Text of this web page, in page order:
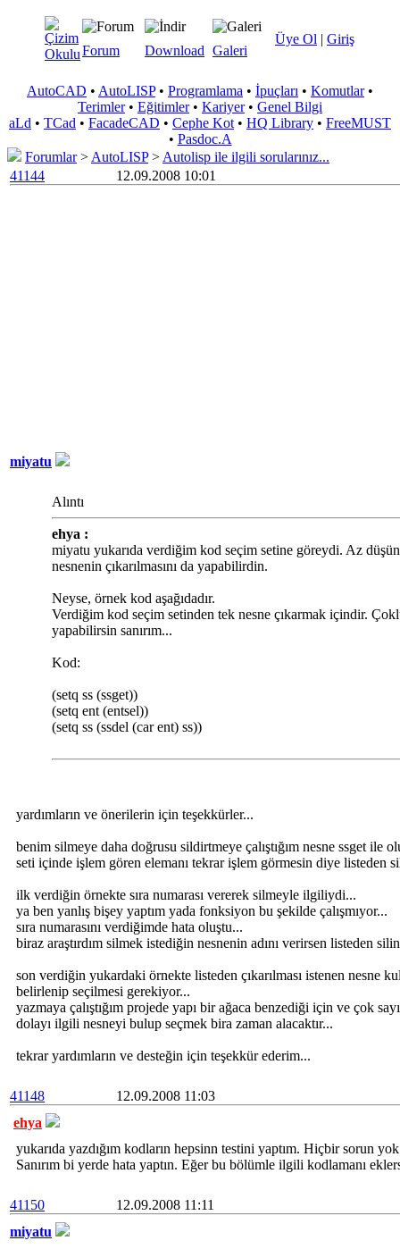
Üye Ol | Giriş
Forum Download Galeri
AutoCAD • AutoLISP• Programlama • İpuçları • Komutlar•
Terimler• Eğitimler• Kariyer• Genel Bilgi
aLd • TCad • FacadeCAD • Cephe Kot • HQ Library • FreeMUST
• Pasdoc.A
Forumlar> AutoLISP> Autolisp ile ilgili sorularınız...
41144
12.09.2008 10:01
miyatu
Alıntı
ehya :
miyatu yukarıda verdiğim kod seçim setine göreydi. Az
nesnenin çıkarılmasını da yapabilirdin.
Neyse, örnek kod aşağıdadır.
Verdiğim kod seçim setinden tek nesne çıkarmak içindir.
yapabilirsin sanırım...
Kod:
(setq ss (ssget))
(setq ent (entsel))
(setq ss (ssdel (car ent) ss))
yardımların ve önerilerin için teşekkürler...
benim silmeye daha doğrusu sildirtmeye çalıştığım nesne ssget ile
seti içinde işlem gören elemanı tekrar işlem görmesin diye listeden
ilk verdiğin örnekte sıra numarası vererek silmeyle ilgiliydi...
ya ben yanlış bişey yaptım yada fonksiyon bu şekilde çalışmıyor...
sıra numarasını verdiğimde hata oluştu...
biraz araştırdım silmek istediğin nesnenin adını verirsen listeden
son verdiğin yukardaki örnekte listeden çıkarılması istenen nesne
belirlenip seçilmesi gerekiyor...
yazmaya çalıştığım projede yapı bir ağaca benzediği için ve çok
dolayı ilgili nesneyi bulup seçmek bira zaman alacaktır...
tekrar yardımların ve desteğin için teşekkür ederim...
41148
12.09.2008 11:03
ehya
yukarıda yazdığım kodların hepsinn testini yaptım. Hiçbir sorun
Sanırım bi yerde hata yaptın. Eğer bu bölümle ilgili kodlamanı
41150
12.09.2008 11:11
miyatu